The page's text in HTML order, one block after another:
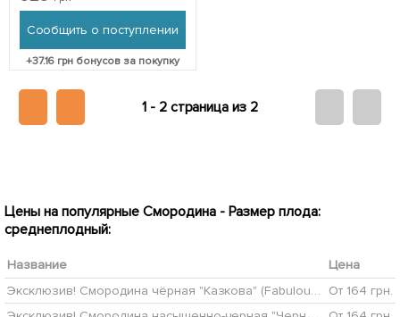
Сообщить о поступлении
+37.16 грн бонусов за покупку
1 - 2 страница из 2
Цены на популярные Смородина - Размер плода:
среднеплодный:
Название
Цена
Эксклюзив! Смородина чёрная "Казкова" (Fabulous) (премиальный высокоурожайный сорт, среднепозднего срока созревания)
От 164 грн.